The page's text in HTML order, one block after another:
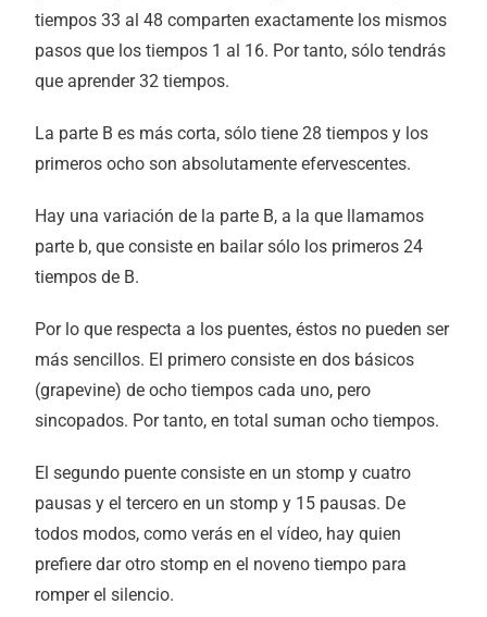
tiempos 33 al 48 comparten exactamente los mismos
pasos que los tiempos 1 al 16. Por tanto, sólo tendrás
que aprender 32 tiempos.
La parte B es más corta, sólo tiene 28 tiempos y los
primeros ocho son absolutamente efervescentes.
Hay una variación de la parte B, a la que llamamos
parte b, que consiste en bailar sólo los primeros 24
tiempos de B.
Por lo que respecta a los puentes, éstos no pueden ser
más sencillos. El primero consiste en dos básicos
(grapevine) de ocho tiempos cada uno, pero
sincopados. Por tanto, en total suman ocho tiempos.
El segundo puente consiste en un stomp y cuatro
pausas y el tercero en un stomp y 15 pausas. De
todos modos, como verás en el vídeo, hay quien
prefiere dar otro stomp en el noveno tiempo para
romper el silencio.